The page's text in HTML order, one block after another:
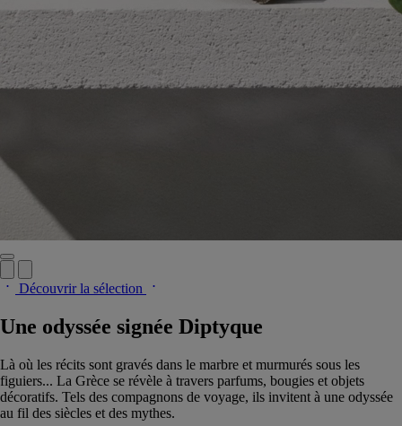
Découvrir la sélection
Une odyssée signée Diptyque
Là où les récits sont gravés dans le marbre et murmurés sous les
figuiers... La Grèce se révèle à travers parfums, bougies et objets
décoratifs. Tels des compagnons de voyage, ils invitent à une odyssée
au fil des siècles et des mythes.